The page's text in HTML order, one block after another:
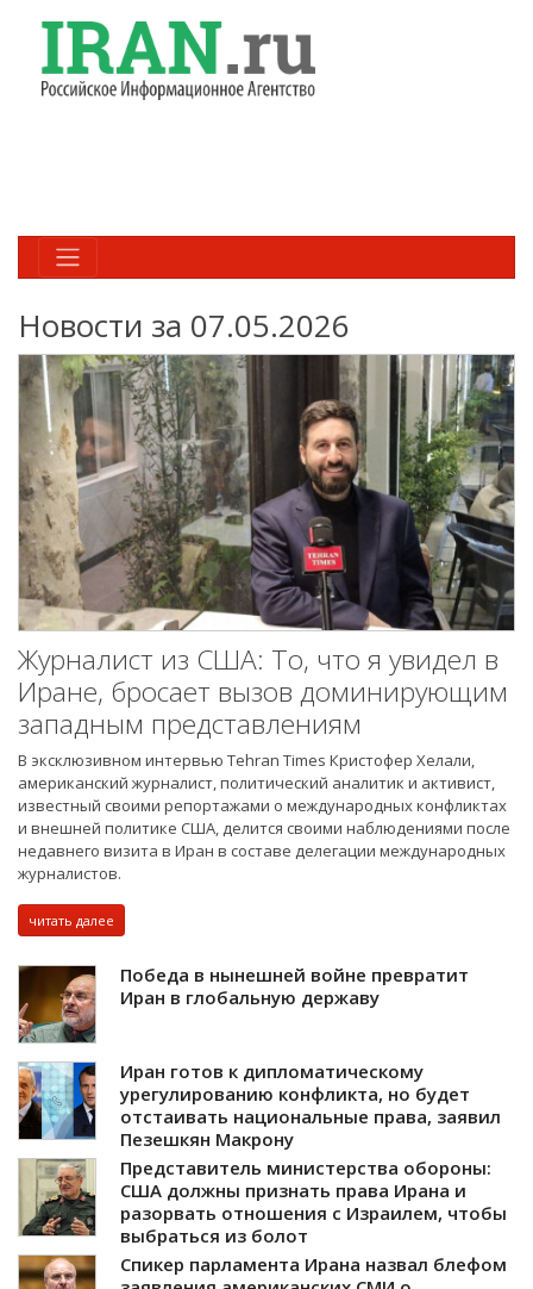
Новости за 07.05.2026
Журналист из США: То, что я увидел в
Иране, бросает вызов доминирующим
западным представлениям
В эксклюзивном интервью Tehran Times Кристофер Хелали,
американский журналист, политический аналитик и активист,
известный своими репортажами о международных конфликтах
и внешней политике США, делится своими наблюдениями после
недавнего визита в Иран в составе делегации международных
журналистов.
читать далее
Победа в нынешней войне превратит
Иран в глобальную державу
Иран готов к дипломатическому
урегулированию конфликта, но будет
отстаивать национальные права, заявил
Пезешкян Макрону
Представитель министерства обороны:
США должны признать права Ирана и
разорвать отношения с Израилем, чтобы
выбраться из болот
Спикер парламента Ирана назвал блефом